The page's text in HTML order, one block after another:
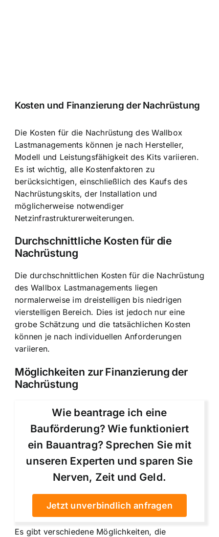
Kosten und Finanzierung der Nachrüstung
Die Kosten für die Nachrüstung des Wallbox
Lastmanagements können je nach Hersteller,
Modell und Leistungsfähigkeit des Kits variieren.
Es ist wichtig, alle Kostenfaktoren zu
berücksichtigen, einschließlich des Kaufs des
Nachrüstungskits, der Installation und
möglicherweise notwendiger
Netzinfrastrukturerweiterungen.
Durchschnittliche Kosten für die
Nachrüstung
Die durchschnittlichen Kosten für die Nachrüstung
des Wallbox Lastmanagements liegen
normalerweise im dreistelligen bis niedrigen
vierstelligen Bereich. Dies ist jedoch nur eine
grobe Schätzung und die tatsächlichen Kosten
können je nach individuellen Anforderungen
variieren.
Möglichkeiten zur Finanzierung der
Nachrüstung
Wie beantrage ich eine
Bauförderung? Wie funktioniert
ein Bauantrag? Sprechen Sie mit
unseren Experten und sparen Sie
Nerven, Zeit und Geld.
Jetzt unverbindlich anfragen
Es gibt verschiedene Möglichkeiten, die